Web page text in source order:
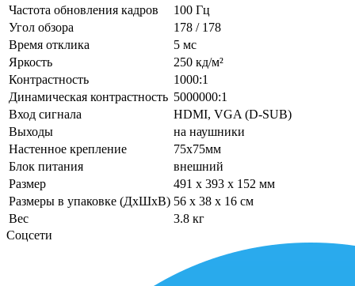
Частота обновления кадров
100 Гц
Угол обзора
178 / 178
Время отклика
5 мс
Яркость
250 кд/м²
Контрастность
1000:1
Динамическая контрастность 5000000:1
Вход сигнала
HDMI, VGA (D-SUB)
Выходы
на наушники
Настенное крепление
75x75мм
Блок питания
внешний
Размер
491 x 393 x 152 мм
Размеры в упаковке (ДхШхВ) 56 x 38 x 16 см
Вес
3.8 кг
Соцсети